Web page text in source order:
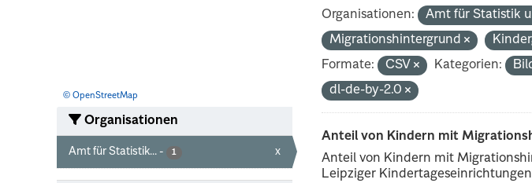
© OpenStreetMap
Organisationen
Amt für Statistik... - 1 x
Organisationen: Amt für Statistik
Migrationshintergrund
Formate:
CSV Kategorien:
dl-de-by-2.0
Anteil von Kindern mit
Anteil von Kindern mit
Leipziger